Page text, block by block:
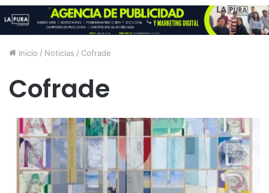
Inicio / Noticias / Cofrade
Cofrade